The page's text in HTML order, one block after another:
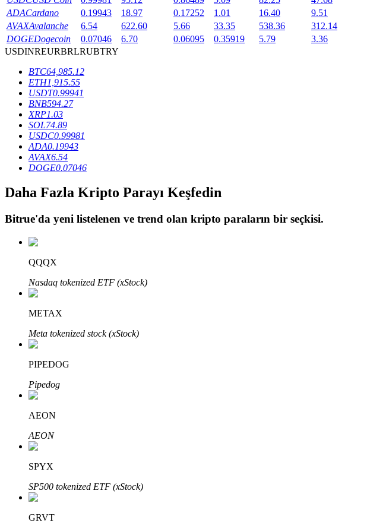
Staking
Yüksek getiri ve anında erişim
Launchpool
Krediler
Kripto destekli borçlanma hizmeti
ADACardano 0.19943 18.97 0.17252 1.01 16.40
9.51
AVAXAvalanche 6.54 622.60 5.66 33.35 538.36
312.14
DOGEDogecoin 0.07046 6.70 0.06095 0.35919 5.79
3.36
USDINREURBRLRUBTRY
BTC64,985.12
ETH1,915.55
USDT0.99941
BNB594.27
XRP1.03
SOL74.89
USDC0.99981
ADA0.19943
AVAX6.54
DOGE0.07046
Daha Fazla Kripto Parayı Keşfedin
Bitrue'da yeni listelenen ve trend olan kripto paraların bir seçkisi.
QQQX
Nasdaq tokenized ETF (xStock)
METAX
Meta tokenized stock (xStock)
PIPEDOG
Pipedog
AEON
AEON
SPYX
SP500 tokenized ETF (xStock)
GRVT